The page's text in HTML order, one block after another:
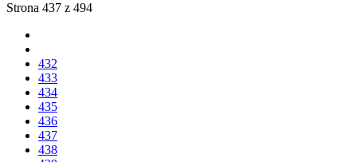
Strona 437 z 494
432
433
434
435
436
437
438